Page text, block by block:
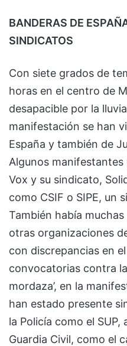
BANDERAS DE
SINDICATOS
Con siete grados de
horas en el centro de
desapacible por la
manifestación se han
España y también de
Algunos
Vox y su sindicato,
como CSIF o SIPE, un
También había
otras organizaciones
con discrepancias en
convocatorias contra
mordaza’, en la
han estado presente
la Policía como el
Guardia Civil, como el